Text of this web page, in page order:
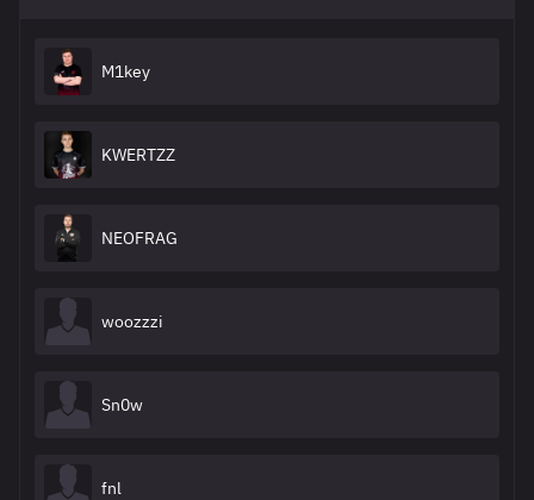
M1key
KWERTZZ
NEOFRAG
woozzzi
Sn0w
fnl